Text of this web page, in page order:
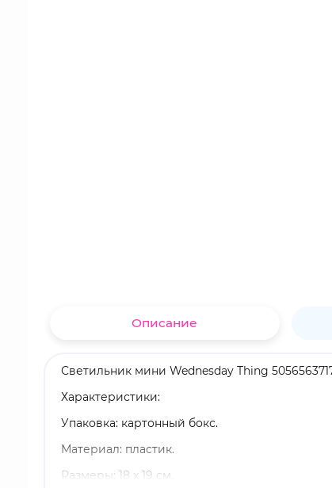
Описание
Светильник мини Wednesday Thing
Характеристики:
Упаковка: картонный бокс.
Материал: пластик.
Размеры: 18 х 19 см.